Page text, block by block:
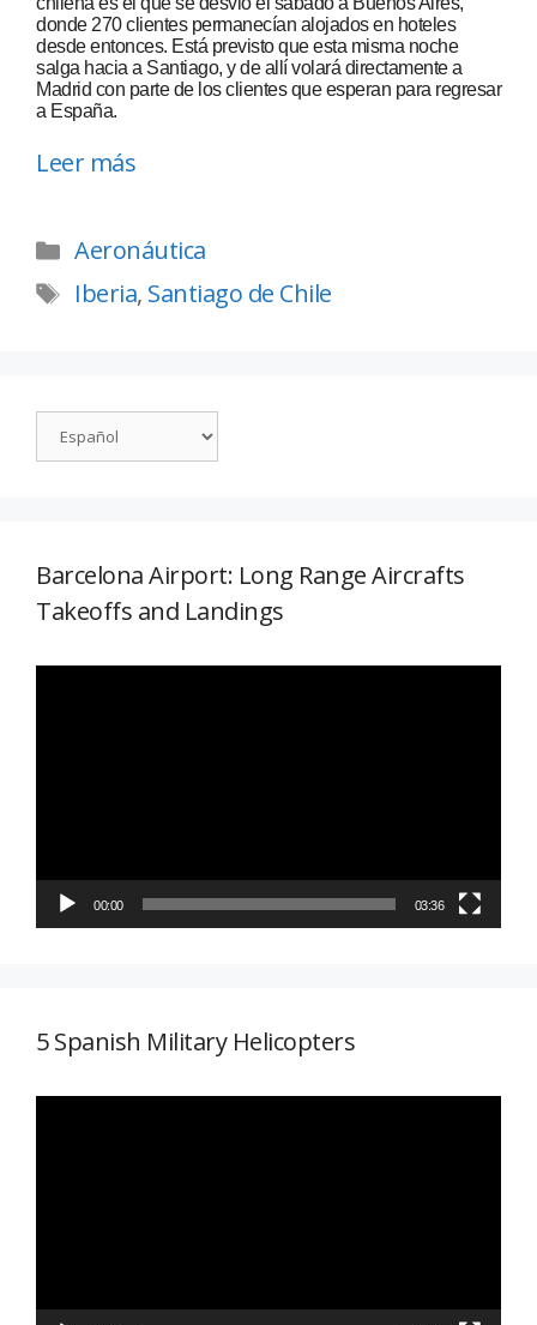
donde 270 clientes permanecían alojados en hoteles
desde entonces. Está previsto que esta misma noche
salga hacia a Santiago, y de allí volará directamente a
Madrid con parte de los clientes que esperan para regresar
a España.
Leer más
Aeronáutica
Iberia, Santiago de Chile
Barcelona Airport: Long Range Aircrafts
Takeoffs and Landings
00:00 03:36
5 Spanish Military Helicopters